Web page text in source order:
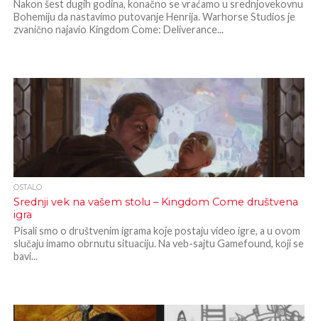
Nakon šest dugih godina, konačno se vraćamo u srednjovekovnu
Bohemiju da nastavimo putovanje Henrija. Warhorse Studios je
zvanično najavio Kingdom Come: Deliverance...
OSTALO
Srednji vek na vašem stolu – Kingdom Come društvena
igra
Pisali smo o društvenim igrama koje postaju video igre, a u ovom
slučaju imamo obrnutu situaciju. Na veb-sajtu Gamefound, koji se
bavi...